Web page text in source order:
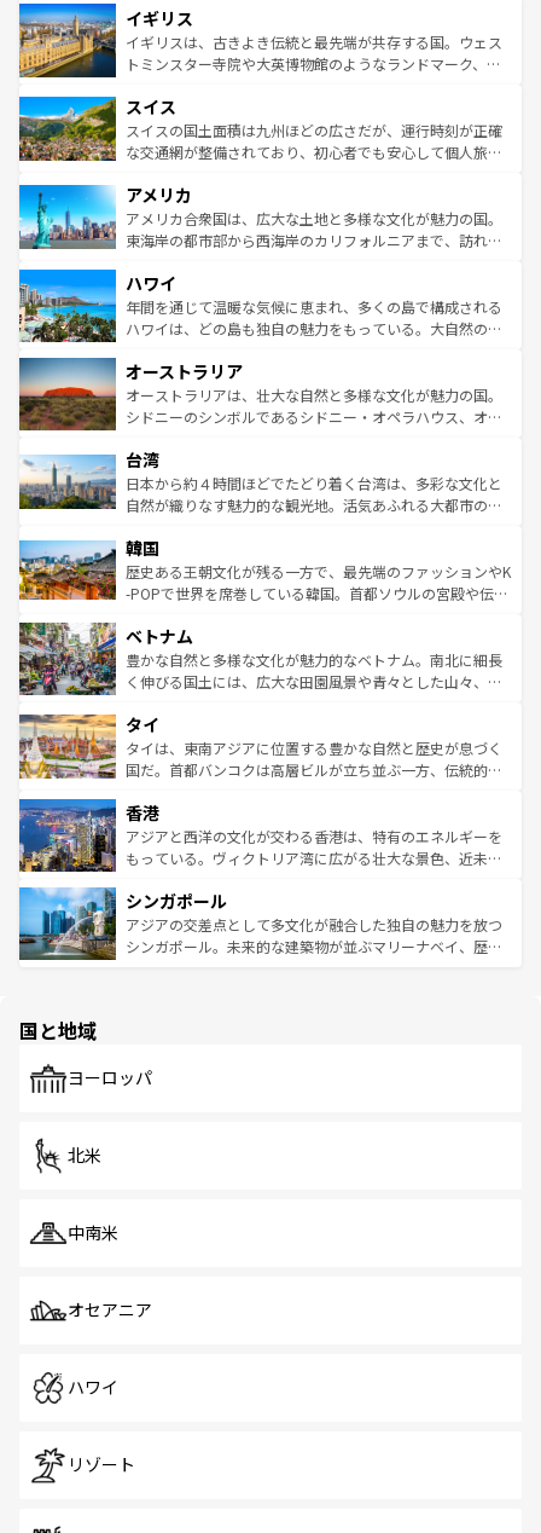
いる。シャンパンの発祥地であるランス、プロヴァンスの
香り高いラベンダー畑など、多彩な楽しみ方が可能だ。さ
らに、パリ以外の地域にも魅力が溢れており、どの街角に
れる地方に足を運ぶとそれぞれで全く異なる文化を体験で
きるだろう。 なお、新着のフランス情報はコンテンツ一覧
を参照してほしい。
顔を持つこの国は、どこを歩いても飽きることがない。ベ
ルリンの文化的活気、バイエルン州のアルプスの絶景、そ
してライン川沿いのワイン畑といった風景は必見。ビール
は、お酒好きな人にはぜひ体験してほしい。 なお、新着の
ドイツ情報はコンテンツ一覧を参照してほしい。
イギリス
イギリスは、古きよき伝統と最先端が共存する国。ウェス
トミンスター寺院や大英博物館のようなランドマーク、歴
リアごとに異なる魅力がある。また、優雅なアフタヌーン
ティー、ビール好きにはたまらない英国パブ、サッカー観
戦など、本場だからこそできる体験も豊富。イギリスを旅
ンツ一覧を参照してほしい。
スイス
スイスの国土面積は九州ほどの広さだが、運行時刻が正確
な交通網が整備されており、初心者でも安心して個人旅行
の建物がそのまま残る町や、スイスならではのユニークな
博物館もあり、アルプス観光だけでなく町歩きも満喫する
ことができる。国民の所得が高いため物価も高いが、旅行
ば市内交通費無料で観光を楽しむこともできる。 なお、新
着のスイス情報はコンテンツ一覧 を参照してほしい。
アメリカ
アメリカ合衆国は、広大な土地と多様な文化が魅力の国。
東海岸の都市部から西海岸のカリフォルニアまで、訪れる
のような巨大都市は、観光、ショッピング、エンターテイ
ンメントが詰まった刺激的なスポットだ。一方、アメリカ
西部には大自然が広がり、グランドキャニオンやイエロー
部のニューオーリンズでは、音楽と美食が融合した独特の
文化が魅力。旅行者はアメリカの各地域で異なる魅力を楽
しみながら、その多様性と豊かな歴史を感じることができ
ならではの贅沢な旅のスタイルだ。 なお、新着のアメリカ
情報はコンテンツ一覧を参照してほしい。
ハワイ
年間を通じて温暖な気候に恵まれ、多くの島で構成される
ハワイは、どの島も独自の魅力をもっている。大自然の神
ワイ島は見逃せない。また、定番の観光地といえばオアフ
島だが、静かな自然を求めるならマウイ島やカウアイ島が
おすすめ。エメラルドグリーンに輝く海をはじめ、豊かな
れるおもてなしの心で訪れる人々を迎えてくれるハワイの
人々、おいしいローカルフードやハワイアンミュージッ
ク、伝統的なフラダンスなど、すべてがハワイの魅力を彩
ワイを、存分に味わってほしい。 なお、新着のハワイ情報
はコンテンツ一覧を参照してほしい。
オーストラリア
オーストラリアは、壮大な自然と多様な文化が魅力の国。
シドニーのシンボルであるシドニー・オペラハウス、オー
リアリーフや大陸中央部にそびえるウルル（エアーズロッ
ク）、タスマニアの美しい原生林やケアンズの熱帯雨林な
ど、見どころがたくさん。また、カフェやワイン、オージ
いる。アクティビティも充実しており、サーフィンやダイ
ビング、ハイキングなど、アウトドア好きにはたまらな
い。オーストラリアの多彩な魅力を存分に味わいつくそ
参照してほしい。
台湾
日本から約４時間ほどでたどり着く台湾は、多彩な文化と
自然が織りなす魅力的な観光地。活気あふれる大都市の台
ン）、静ひつな山岳地帯である台湾東部など、都市の喧騒
と山間の静けさが共存しており、訪れる人に新しい発見と
驚きをもたらしてくれる。また、奥深い台湾の食文化も魅
容にもいいと評判のスイーツなど、バラエティ豊かな料理
が味わえる。 なお、新着の台湾情報は コンテンツ一覧を参
照してほしい。
韓国
歴史ある王朝文化が残る一方で、最先端のファッションやK
-POPで世界を席巻している韓国。首都ソウルの宮殿や伝統
き、地方に足を延ばせば四季折々の自然美を楽しむことが
できる。そして、キムチや焼肉、絶品のストリートフード
まで、さまざまな韓国料理が待っている。夜には、韓国な
リティに包まれながら、韓国の多彩な魅力を心ゆくまで味
わってみてほしい。 なお、新着の韓国情報はコンテンツ一
覧を参照してほしい。
ベトナム
豊かな自然と多様な文化が魅力的なベトナム。南北に細長
く伸びる国土には、広大な田園風景や青々とした山々、世
急速な発展と共に伝統が息づく。ハノイの古い町並みやホ
ーチミン市のフランス統治時代の建物も、独特の雰囲気を
醸し出している。また、バラエティの豊かさとおいしさで
とつ。フォーやバインミー、ベトナムコーヒーなどは、ぜ
ひ現地で味わいたい。どの地域を訪れてもあたたかい人々
が旅行者を迎えてくれるので、きっと忘れられない旅にな
参照してほしい。
タイ
タイは、東南アジアに位置する豊かな自然と歴史が息づく
国だ。首都バンコクは高層ビルが立ち並ぶ一方、伝統的な
の活気が交差している。北部ではチェンマイなどの山岳地
帯で自然と触れ合い、南部ではプーケットやクラビの美し
いビーチでリゾート気分を楽しむことができる。タイ料理
激する。気候は一年中温暖で、どの季節にも異なる楽しみ
が待っている。親しみやすいタイの人々、仏教を中心とし
た文化、そして多様な観光資源が、訪れる旅人を魅了し続
香港
アジアと西洋の文化が交わる香港は、特有のエネルギーを
もっている。ヴィクトリア湾に広がる壮大な景色、近未来
み、どこを訪れても感動するはず。観光スポットが密集し
ており、効率よく見どころを回れるのも魅力。息をのむよ
うな絶景から文化的な体験まで、香港を存分に楽しみ尽く
シンガポール
アジアの交差点として多文化が融合した独自の魅力を放つ
シンガポール。未来的な建築物が並ぶマリーナベイ、歴史
で、ホーカーズは地元の風情を楽しめる外せないスポット
国と地域
ヨーロッパ
北米
中南米
オセアニア
ハワイ
リゾート